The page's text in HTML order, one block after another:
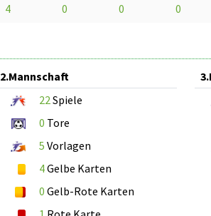
4 0 0 0
2.Mannschaft
22 Spiele
0 Tore
5 Vorlagen
4Gelbe Karten
0 Gelb-Rote Karten